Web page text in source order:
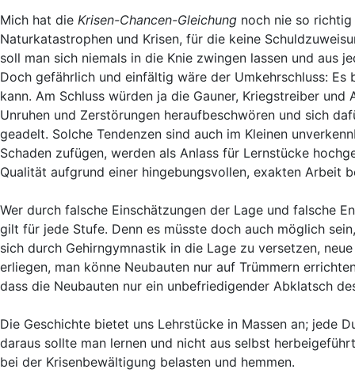
Mich hat die Krisen-Chancen-Gleichung noch nie so
Naturkatastrophen und Krisen, für die keine
soll man sich niemals in die Knie zwingen lassen und aus
Doch gefährlich und einfältig wäre der Umkehrschluss:
kann. Am Schluss würden ja die Gauner, Kriegstreiber
Unruhen und Zerstörungen heraufbeschwören und sich
geadelt. Solche Tendenzen sind auch im Kleinen
Schaden zufügen, werden als Anlass für Lernstücke
Qualität aufgrund einer hingebungsvollen, exakten Arbeit
Wer durch falsche Einschätzungen der Lage und falsche
gilt für jede Stufe. Denn es müsste doch auch möglich
sich durch Gehirngymnastik in die Lage zu versetzen,
erliegen, man könne Neubauten nur auf Trümmern
dass die Neubauten nur ein unbefriedigender Abklatsch
Die Geschichte bietet uns Lehrstücke in Massen an; jede
daraus sollte man lernen und nicht aus selbst
bei der Krisenbewältigung belasten und hemmen.